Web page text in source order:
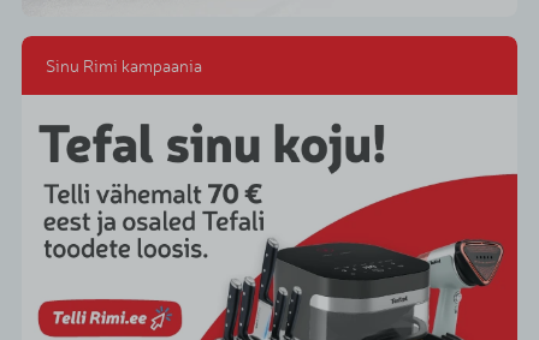
Sinu Rimi kampaania